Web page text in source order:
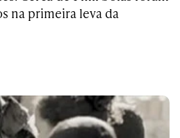
na primeira leva da